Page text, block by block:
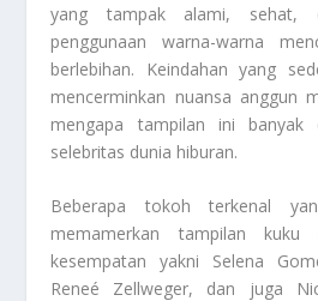
yang tampak alami, sehat,
penggunaan warna-warna
berlebihan. Keindahan yang
mencerminkan nuansa anggun
mengapa tampilan ini
selebritas dunia hiburan.
Beberapa tokoh terkenal
memamerkan tampilan
kesempatan yakni Selena
Reneé Zellweger, dan juga